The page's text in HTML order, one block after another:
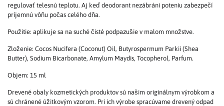
regulovať telesnú teplotu. Aj keď deodorant nezábráni poteniu zabezpečí
príjemnú vôňu počas celého dňa.
Použitie: aplikuje sa na suché čisté podpazušie v malom množstve.
Zloženie: Cocos Nucifera (Coconut) Oil, Butyrospermum Parkii (Shea
Butter), Sodium Bicarbonate, Amylum Maydis, Tocopherol, Parfum.
Objem: 15 ml
Drevené obaly kozmetických produktov sú našim originálnym výrobkom a
sú chránené úžitkovým vzorom. Pri ich výrobe spracúvame drevený odpad